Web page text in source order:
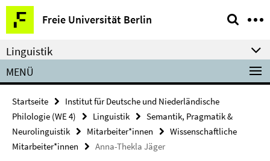
Springe
direkt
zu
Inhalt
Freie Universität Berlin
Service-
Navigation
Linguistik
MENÜ
Startseite
Institut für Deutsche und Niederländische
Philologie (WE 4)
Linguistik
Semantik, Pragmatik &
Neurolinguistik
Mitarbeiter*innen
Wissenschaftliche
Mitarbeiter*innen
Anna-Thekla Jäger